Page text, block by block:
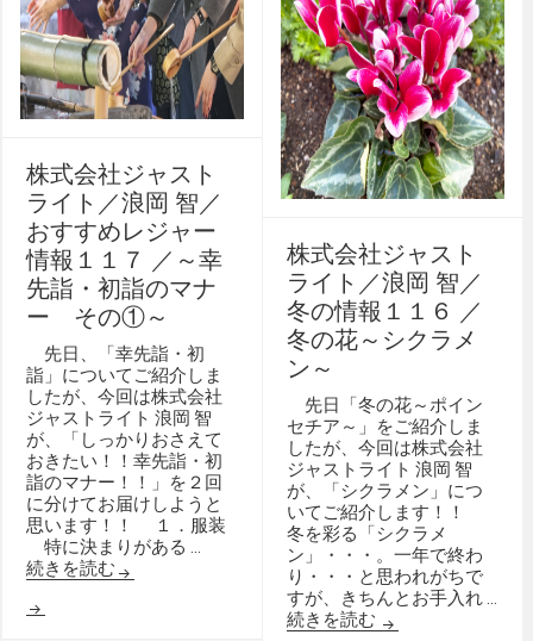
株式会社ジャスト
ライト／浪岡 智／
おすすめレジャー
情報１１７ ／～幸
先詣・初詣のマナ
ー その①～
先日、「幸先詣・初
詣」についてご紹介しま
したが、今回は株式会社
ジャストライト 浪岡 智
が、「しっかりおさえて
おきたい！！幸先詣・初
詣のマナー！！」を２回
に分けてお届けしようと
思います！！ １．服装
特に決まりがある …
続きを読む
株式会社ジャスト
ライト／浪岡 智／
冬の情報１１６ ／
冬の花～シクラメ
ン～
先日「冬の花～ポイン
セチア～」をご紹介しま
したが、今回は株式会社
ジャストライト 浪岡 智
が、「シクラメン」につ
いてご紹介します！！
冬を彩る「シクラメ
ン」・・・。一年で終わ
り・・・と思われがちで
すが、きちんとお手入れ …
続きを読む